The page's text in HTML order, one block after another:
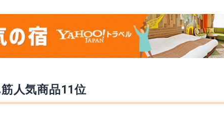
人気商品11位